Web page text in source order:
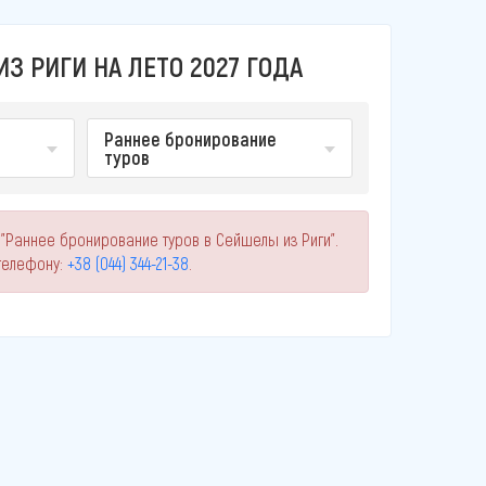
РИГИ НА ЛЕТО 2027 ГОДА
Раннее бронирование
туров
бронирование туров в Сейшелы из Риги".
+38 (044) 344-21-38